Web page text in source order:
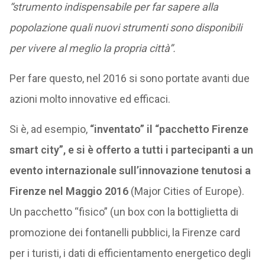
“strumento indispensabile per far sapere alla
popolazione quali nuovi strumenti sono disponibili
per vivere al meglio la propria città”.
Per fare questo, nel 2016 si sono portate avanti due
azioni molto innovative ed efficaci.
Si è, ad esempio, “inventato” il “pacchetto Firenze
smart city”, e si è offerto a tutti i partecipanti a un
evento internazionale sull’innovazione tenutosi a
Firenze nel Maggio 2016(Major Cities of Europe).
Un pacchetto “fisico” (un box con la bottiglietta di
promozione dei fontanelli pubblici, la Firenze card
per i turisti, i dati di efficientamento energetico degli